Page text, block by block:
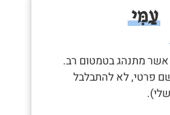
עַמִּי
אשר מתנהג בטמטום רב.
פרטי, לא להתבלבל